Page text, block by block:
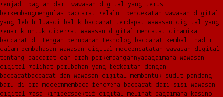
menjadi bagian dari wawasan digital yang terus
berkembangmengulas baccarat melalui pendekatan wawasan digital
yang lebih luasdi balik baccarat terdapat wawasan digital yang
menarik untuk dicermatiwawasan digital mencatat dinamika
baccarat di tengah perubahan teknologi baccarat kembali hadir
dalam pembahasan wawasan digital moderncatatan wawasan digital
tentang baccarat dan arah perkembangannya bagaimana wawasan
digital melihat perubahan yang berkaitan dengan
baccaratbaccarat dan wawasan digital membentuk sudut pandang
baru di era modernmembaca fenomena baccarat dari sisi wawasan
digital masa kiniperspektif digital melihat bagaimana kasino